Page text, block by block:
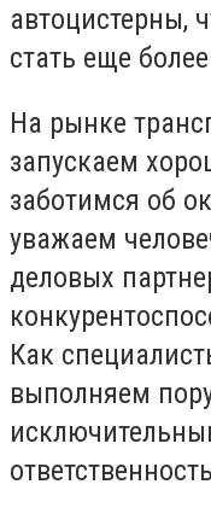
автоцистерны,
стать еще
На рынке
запускаем
заботимся об
уважаем
деловых
Как
выполняем